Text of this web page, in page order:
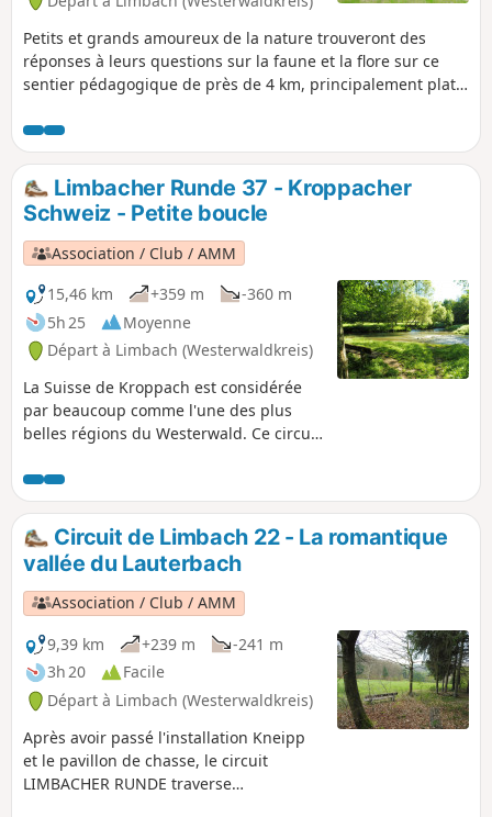
Petits et grands amoureux de la nature trouveront des
réponses à leurs questions sur la faune et la flore sur ce
sentier pédagogique de près de 4 km, principalement plat.
passionnants et intéressants à découvrir dans la partie
naturaliste du musée du village de Limbach, comme la plus
grosse truite jamais pêchée dans le ruisseau. Avec son
sentier sauvage et romantique qui passe par des grottes de
foin, ce circuit est aussi un vrai régal pour les randonneurs,
juste au bord de la Kleine Nister.
Limbacher Runde 37 - Kroppacher
Schweiz - Petite boucle
Association / Club / AMM
15,46 km
+359 m
-360 m
5h 25
Moyenne
Départ à Limbach (Westerwaldkreis)
La Suisse de Kroppach est considérée
par beaucoup comme l'une des plus
belles régions du Westerwald. Ce circuit
avant de la zone protégée, avec le «
Deutsches Eck » comme point fort de la
visite. Il traverse la romantique vallée
de Lauterbach, passe par les hauteurs
au-dessus de Heimborn jusqu'au
Deutsches Eck du Westerwald, où se
rejoignent la Grande et la Petite Nister.
Circuit de Limbach 22 - La romantique
vallée du Lauterbach
Association / Club / AMM
9,39 km
+239 m
-241 m
3h 20
Facile
Départ à Limbach (Westerwaldkreis)
Après avoir passé l'installation Kneipp
et le pavillon de chasse, le circuit
LIMBACHER RUNDE traverse